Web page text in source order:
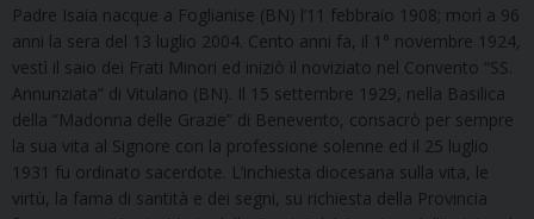
Padre Isaia nacque a Foglianise (BN) l’11 febbraio 1908; morì a 96
anni la sera del 13 luglio 2004. Cento anni fa, il 1° novembre 1924,
vestì il saio dei Frati Minori ed iniziò il noviziato nel Convento “SS.
Annunziata” di Vitulano (BN). Il 15 settembre 1929, nella Basilica
della “Madonna delle Grazie” di Benevento, consacrò per sempre
la sua vita al Signore con la professione solenne ed il 25 luglio
1931 fu ordinato sacerdote. L’inchiesta diocesana sulla vita, le
virtù, la fama di santità e dei segni, su richiesta della Provincia